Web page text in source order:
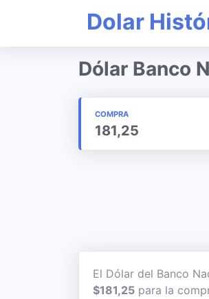
Dolar
Dólar Banco
COMPRA
181,25
El Dólar del Banco
$181,25 para la